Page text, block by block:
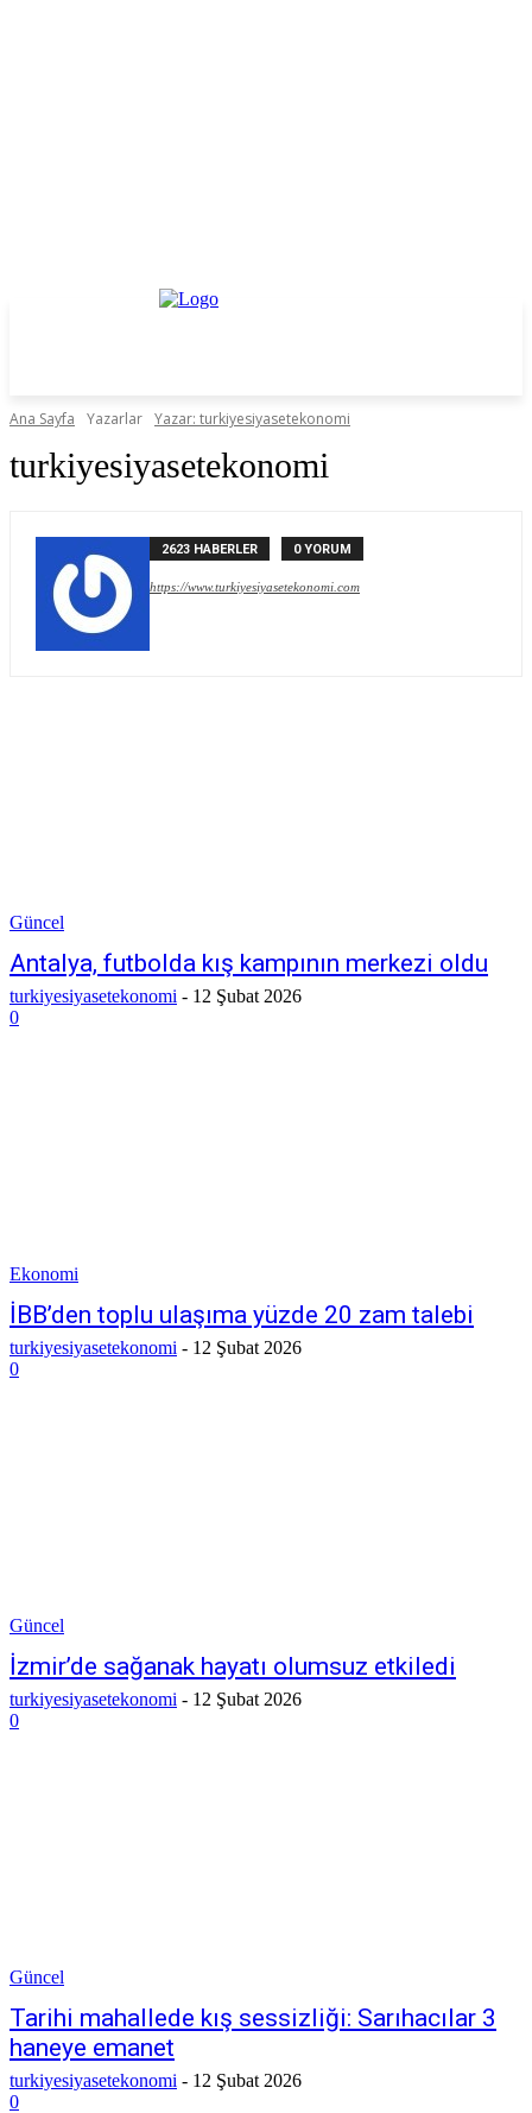
Ana Sayfa Yazarlar Yazar: turkiyesiyasetekonomi
turkiyesiyasetekonomi
2623 HABERLER 0 YORUM
https://www.turkiyesiyasetekonomi.com
Güncel
Antalya, futbolda kış kampının merkezi oldu
turkiyesiyasetekonomi - 12 Şubat 2026
0
Ekonomi
İBB’den toplu ulaşıma yüzde 20 zam talebi
turkiyesiyasetekonomi - 12 Şubat 2026
0
Güncel
İzmir’de sağanak hayatı olumsuz etkiledi
turkiyesiyasetekonomi - 12 Şubat 2026
0
Güncel
Tarihi mahallede kış sessizliği: Sarıhacılar 3
haneye emanet
turkiyesiyasetekonomi - 12 Şubat 2026
0